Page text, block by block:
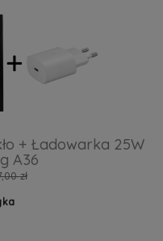
+ Ładowarka 25W
A36
zł